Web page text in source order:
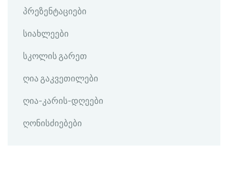
პრეზენტაციები
სიახლეები
სკოლის გარეთ
ღია გაკვეთილები
ღია-კარის-დღეები
ღონისძიებები